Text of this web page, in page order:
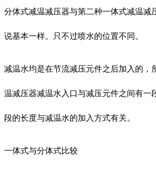
分体式减温减压器与第二种一体式减温减
说基本一样。只不过喷水的位置不同。
减温水均是在节流减压元件之后加入的，
温减压器减温水入口与减压元件之间有一
段的长度与减温水的加入方式有关。
一体式与分体式比较